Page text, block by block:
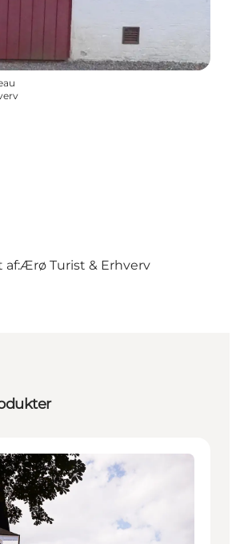
af:Ærø Turist & Erhverv